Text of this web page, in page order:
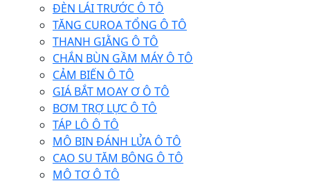
ĐÈN LÁI TRƯỚC Ô TÔ
TĂNG CUROA TỔNG Ô TÔ
THANH GIẰNG Ô TÔ
CHẮN BÙN GẦM MÁY Ô TÔ
CẢM BIẾN Ô TÔ
GIÁ BẮT MOAY Ơ Ô TÔ
BƠM TRỢ LỰC Ô TÔ
TÁP LÔ Ô TÔ
MÔ BIN ĐÁNH LỬA Ô TÔ
CAO SU TĂM BÔNG Ô TÔ
MÔ TƠ Ô TÔ